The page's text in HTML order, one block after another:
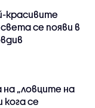
красивите
се появи в
„ловците на
кога се